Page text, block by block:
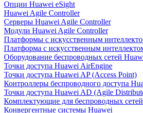
Опции Huawei eSight
Huawei Agile Controller
Серверы Huawei Agile Controller
Модули Huawei Agile Controller
Платформы с искусственным
Платформа с искусственным
Оборудование беспроводных сетей
Точки доступа Huawei AirEngine
Точки доступа Huawei AP (Access Point)
Контроллеры беспроводного доступа
Точки доступа Huawei AD (Agile
Комплектующие для беспроводных
Конвергентные системы Huawei